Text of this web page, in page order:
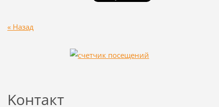
« Назад
Koнтакт